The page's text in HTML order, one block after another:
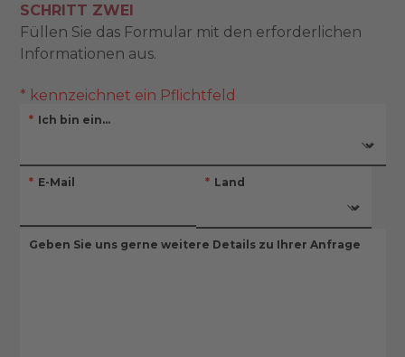
SCHRITT ZWEI
Füllen Sie das Formular mit den erforderlichen
Informationen aus.